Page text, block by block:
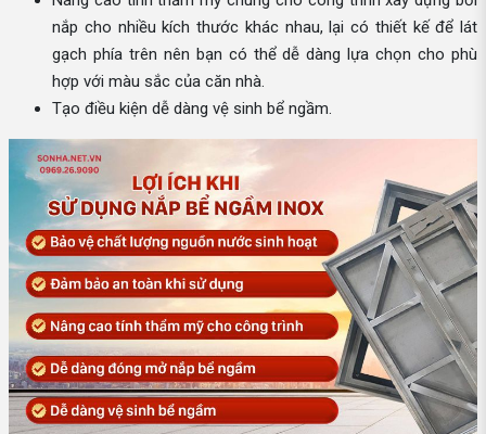
nắp cho nhiều kích thước khác nhau, lại có thiết kế để lát
gạch phía trên nên bạn có thể dễ dàng lựa chọn cho phù
hợp với màu sắc của căn nhà.
Tạo điều kiện dễ dàng vệ sinh bể ngầm.